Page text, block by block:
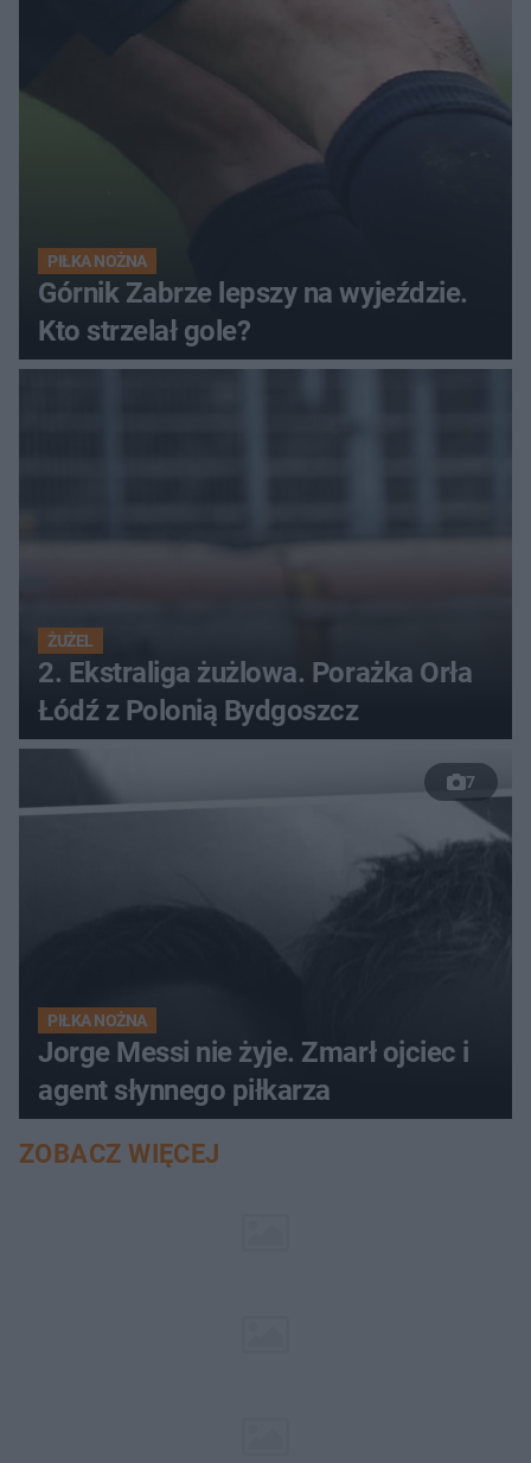
PIŁKA NOŻNA
Górnik Zabrze lepszy na wyjeździe.
Kto strzelał gole?
ŻUŻEL
2. Ekstraliga żużlowa. Porażka Orła
Łódź z Polonią Bydgoszcz
7
PIŁKA NOŻNA
Jorge Messi nie żyje. Zmarł ojciec i
agent słynnego piłkarza
ZOBACZ WIĘCEJ